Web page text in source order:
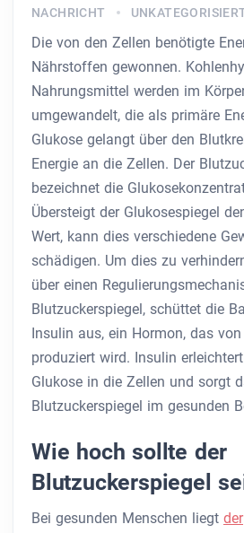
NACHRICHT
Die von den Zellen benötigte
Nährstoffen gewonnen.
Nahrungsmittel werden im
umgewandelt, die als primäre
Glukose gelangt über den
Energie an die Zellen. Der
bezeichnet die
Übersteigt der Glukosespiegel
Wert, kann dies verschiedene
schädigen. Um dies zu
über einen
Blutzuckerspiegel, schüttet die
Insulin aus, ein Hormon, das
produziert wird. Insulin
Glukose in die Zellen und sorgt
Blutzuckerspiegel im gesunden
Wie hoch sollte der
Blutzuckerspiegel
Bei gesunden Menschen liegt der